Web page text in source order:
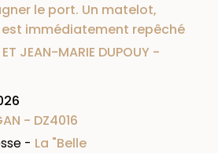
le port. Un matelot,
immédiatement repêché
ET JEAN-MARIE DUPOUY -
- DZ4016
- La "Belle